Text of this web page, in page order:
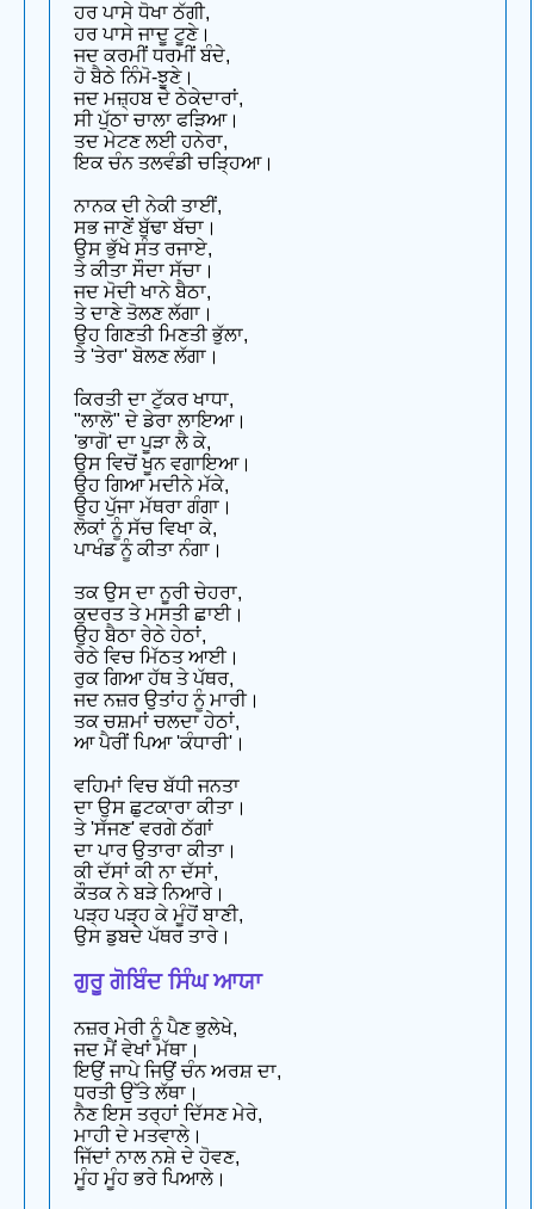
ਹਰ ਪਾਸੇ ਧੋਖਾ ਠੱਗੀ,
ਹਰ ਪਾਸੇ ਜਾਦੂ ਟੂਣੇ।
ਜਦ ਕਰਮੀਂ ਧਰਮੀਂ ਬੰਦੇ,
ਹੋ ਬੈਠੇ ਨਿੰਮੋ-ਝੂਣੇ।
ਜਦ ਮਜ਼੍ਹਬ ਦੇ ਠੇਕੇਦਾਰਾਂ,
ਸੀ ਪੁੱਠਾ ਚਾਲਾ ਫੜਿਆ।
ਤਦ ਮੇਟਣ ਲਈ ਹਨੇਰਾ,
ਇਕ ਚੰਨ ਤਲਵੰਡੀ ਚੜ੍ਹਿਆ।
ਨਾਨਕ ਦੀ ਨੇਕੀ ਤਾਈਂ,
ਸਭ ਜਾਣੇਂ ਬੁੱਢਾ ਬੱਚਾ।
ਉਸ ਭੁੱਖੇ ਸੰਤ ਰਜਾਏ,
ਤੇ ਕੀਤਾ ਸੌਦਾ ਸੱਚਾ।
ਜਦ ਮੋਦੀ ਖਾਨੇ ਬੈਠਾ,
ਤੇ ਦਾਣੇ ਤੋਲਣ ਲੱਗਾ।
ਉਹ ਗਿਣਤੀ ਮਿਣਤੀ ਭੁੱਲਾ,
ਤੇ 'ਤੇਰਾ' ਬੋਲਣ ਲੱਗਾ।
ਕਿਰਤੀ ਦਾ ਟੁੱਕਰ ਖਾਧਾ,
"ਲਾਲੋ" ਦੇ ਡੇਰਾ ਲਾਇਆ।
'ਭਾਗੋ' ਦਾ ਪੂੜਾ ਲੈ ਕੇ,
ਉਸ ਵਿਚੋਂ ਖੂਨ ਵਗਾਇਆ।
ਉਹ ਗਿਆ ਮਦੀਨੇ ਮੱਕੇ,
ਉਹ ਪੁੱਜਾ ਮੱਥਰਾ ਗੰਗਾ।
ਲੋਕਾਂ ਨੂੰ ਸੱਚ ਵਿਖਾ ਕੇ,
ਪਾਖੰਡ ਨੂੰ ਕੀਤਾ ਨੰਗਾ।
ਤਕ ਉਸ ਦਾ ਨੂਰੀ ਚੇਹਰਾ,
ਕੁਦਰਤ ਤੇ ਮਸਤੀ ਛਾਈ।
ਉਹ ਬੈਠਾ ਰੇਠੇ ਹੇਠਾਂ,
ਰੇਠੇ ਵਿਚ ਮਿੱਠਤ ਆਈ।
ਰੁਕ ਗਿਆ ਹੱਥ ਤੇ ਪੱਥਰ,
ਜਦ ਨਜ਼ਰ ਉਤਾਂਹ ਨੂੰ ਮਾਰੀ।
ਤਕ ਚਸ਼ਮਾਂ ਚਲਦਾ ਹੇਠਾਂ,
ਆ ਪੈਰੀਂ ਪਿਆ 'ਕੰਧਾਰੀ'।
ਵਹਿਮਾਂ ਵਿਚ ਬੱਧੀ ਜਨਤਾ
ਦਾ ਉਸ ਛੁਟਕਾਰਾ ਕੀਤਾ।
ਤੇ 'ਸੱਜਣ' ਵਰਗੇ ਠੱਗਾਂ
ਦਾ ਪਾਰ ਉਤਾਰਾ ਕੀਤਾ।
ਕੀ ਦੱਸਾਂ ਕੀ ਨਾ ਦੱਸਾਂ,
ਕੌਤਕ ਨੇ ਬੜੇ ਨਿਆਰੇ।
ਪੜ੍ਹ ਪੜ੍ਹ ਕੇ ਮੂੰਹੋਂ ਬਾਣੀ,
ਉਸ ਡੁਬਦੇ ਪੱਥਰ ਤਾਰੇ।
ਗੁਰੂ ਗੋਬਿੰਦ ਸਿੰਘ ਆਯਾ
ਨਜ਼ਰ ਮੇਰੀ ਨੂੰ ਪੈਣ ਭੁਲੇਖੇ,
ਜਦ ਮੈਂ ਵੇਖਾਂ ਮੱਥਾ।
ਇਉਂ ਜਾਪੇ ਜਿਉਂ ਚੰਨ ਅਰਸ਼ ਦਾ,
ਧਰਤੀ ਉੱਤੇ ਲੱਥਾ।
ਨੈਣ ਇਸ ਤਰ੍ਹਾਂ ਦਿੱਸਣ ਮੇਰੇ,
ਮਾਹੀ ਦੇ ਮਤਵਾਲੇ।
ਜਿੱਦਾਂ ਨਾਲ ਨਸ਼ੇ ਦੇ ਹੋਵਣ,
ਮੂੰਹ ਮੂੰਹ ਭਰੇ ਪਿਆਲੇ।